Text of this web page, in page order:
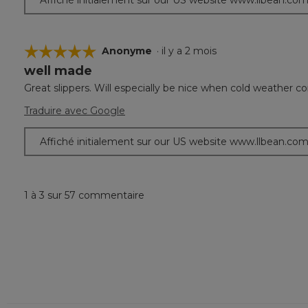
☆☆☆☆☆
☆☆☆☆☆
5
sur
5.
Anonyme · il y a 2 mois
well made
Great slippers. Will especially be nice when cold weather
Traduire avec Google
Affiché initialement sur our US website www.llbean.com
1 à 3 sur 57 commentaire